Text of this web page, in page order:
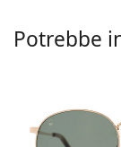
Potrebbe